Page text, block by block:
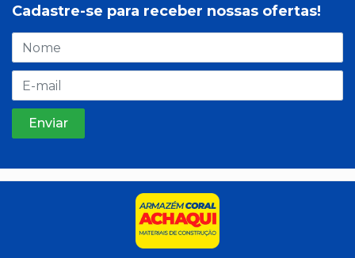
Cadastre-se para receber nossas ofertas!